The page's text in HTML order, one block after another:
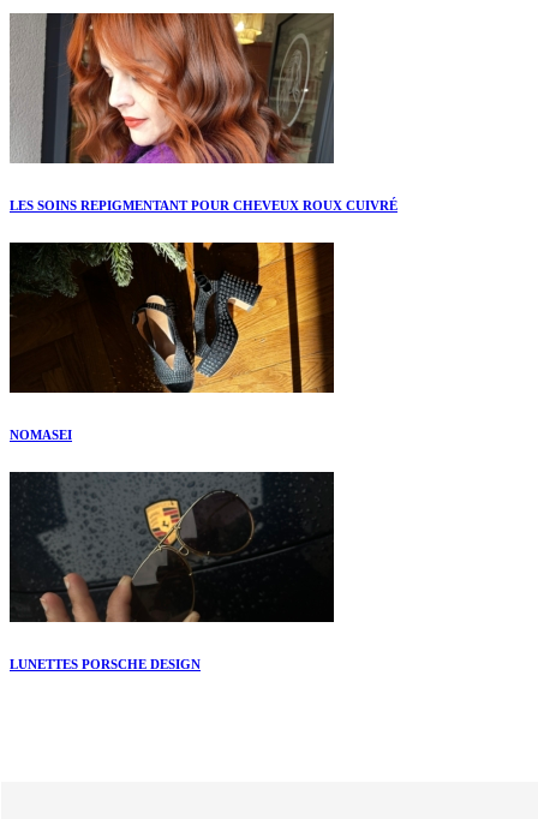
LES SOINS REPIGMENTANT POUR CHEVEUX ROUX CUIVRÉ
NOMASEI
LUNETTES PORSCHE DESIGN